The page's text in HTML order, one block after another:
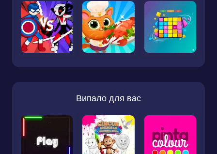
Випало для вас